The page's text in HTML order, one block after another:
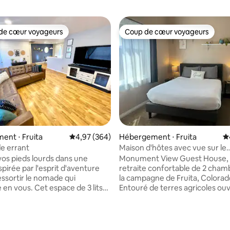
base de 382 commentaires : 4,87 sur 5
cœur voyageurs les plus appréciés
cœur voyageurs
⋅ Fruita Évaluation moyenne sur la base de 364
4,97 (364)
errant
pieds lourds dans une
par l'esprit d'aventure
le nomade qui
en vous. Cet espace de 3 lits
Coup de cœur voyageurs
Coup de cœur voyageurs
Hébergement ⋅ Fruita
Maison d'hôtes avec vue sur le
monument - Retraite à vélo !
Monument View Guest House,
retraite confortable de 2
la campagne de Fruita,
Entouré de terres agricoles